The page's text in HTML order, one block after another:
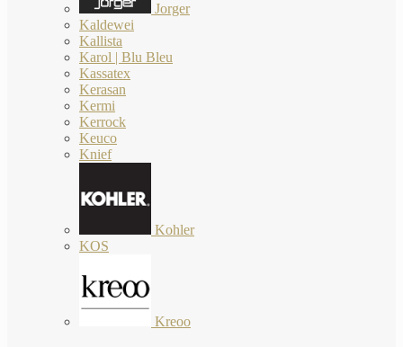
Jorger
Kaldewei
Kallista
Karol | Blu Bleu
Kassatex
Kerasan
Kermi
Kerrock
Keuco
Knief
Kohler
KOS
Kreoo